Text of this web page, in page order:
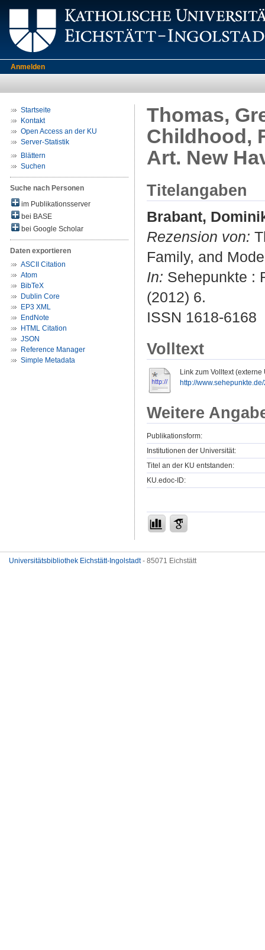
Anmelden
Startseite
Kontakt
Open Access an der KU
Server-Statistik
Blättern
Suchen
Suche nach Personen
im Publikationsserver
bei BASE
bei Google Scholar
Daten exportieren
ASCII Citation
Atom
BibTeX
Dublin Core
EP3 XML
EndNote
HTML Citation
JSON
Reference Manager
Simple Metadata
Thomas,
Childhood,
Art. New
Titelangaben
Brabant,
Rezension von:
Family, and
In: Sehepunkte :
(2012) 6.
ISSN 1618-6168
Volltext
Link zum Volltext (externe
http://
Weitere
Publikationsform:
Institutionen der Universität:
Titel an der KU entstanden:
KU.edoc-ID:
Universitätsbibliothek Eichstätt-Ingolstadt- 85071 Eichstätt